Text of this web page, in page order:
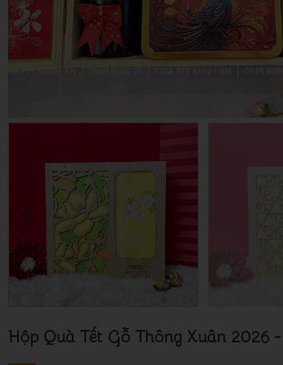
Hộp Quà Tết Gỗ Thông Xuân 2026 -